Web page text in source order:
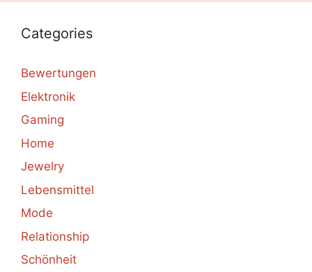
Categories
Bewertungen
Elektronik
Gaming
Home
Jewelry
Lebensmittel
Mode
Relationship
Schönheit